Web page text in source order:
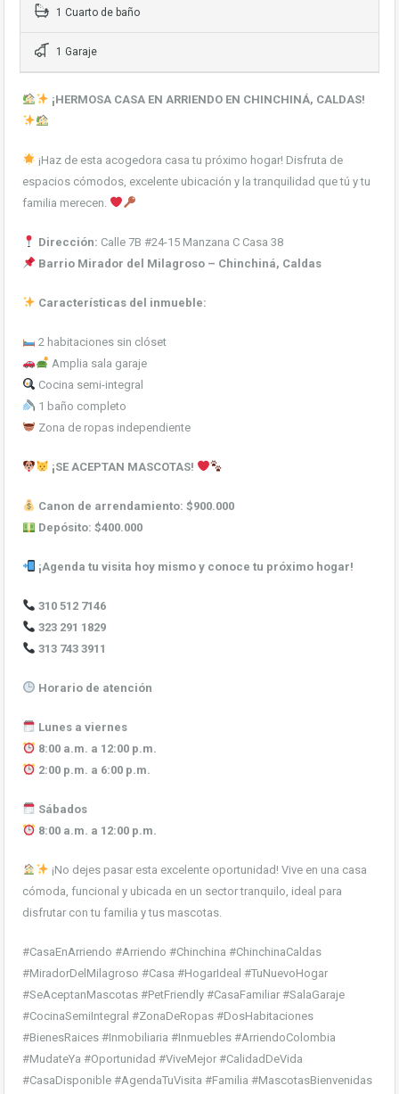
1 Cuarto de baño
1 Garaje
¡HERMOSA CASA EN ARRIENDO EN CHINCHINÁ, CALDAS!
¡Haz de esta acogedora casa tu próximo hogar! Disfruta de
espacios cómodos, excelente ubicación y la tranquilidad que tú y tu
familia merecen.
Dirección: Calle 7B #24-15 Manzana C Casa 38
Barrio Mirador del Milagroso – Chinchiná, Caldas
Características del inmueble:
2 habitaciones sin clóset
Amplia sala garaje
Cocina semi-integral
1 baño completo
Zona de ropas independiente
¡SE ACEPTAN MASCOTAS!
Canon de arrendamiento: $900.000
Depósito: $400.000
¡Agenda tu visita hoy mismo y conoce tu próximo hogar!
310 512 7146
323 291 1829
313 743 3911
Horario de atención
Lunes a viernes
8:00 a.m. a 12:00 p.m.
2:00 p.m. a 6:00 p.m.
Sábados
8:00 a.m. a 12:00 p.m.
¡No dejes pasar esta excelente oportunidad! Vive en una casa
cómoda, funcional y ubicada en un sector tranquilo, ideal para
disfrutar con tu familia y tus mascotas.
#CasaEnArriendo #Arriendo #Chinchina #ChinchinaCaldas
#MiradorDelMilagroso #Casa #HogarIdeal #TuNuevoHogar
#SeAceptanMascotas #PetFriendly #CasaFamiliar #SalaGaraje
#CocinaSemiIntegral #ZonaDeRopas #DosHabitaciones
#BienesRaices #Inmobiliaria #Inmuebles #ArriendoColombia
#MudateYa #Oportunidad #ViveMejor #CalidadDeVida
#CasaDisponible #AgendaTuVisita #Familia #MascotasBienvenidas